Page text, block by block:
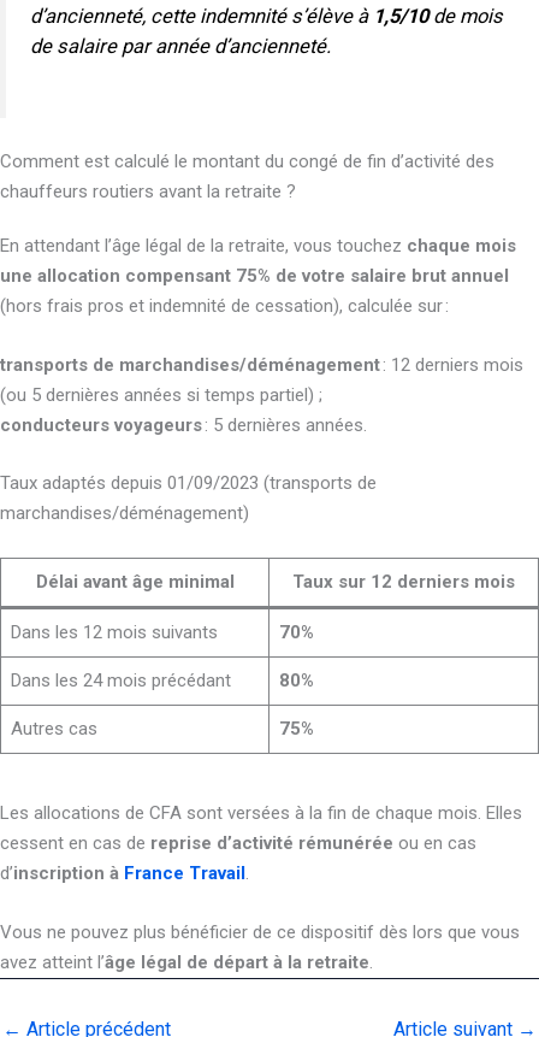
d’ancienneté, cette indemnité s’élève à 1,5/10de mois
de salaire par année d’ancienneté.
Comment est calculé le montant du congé de fin d’activité des
chauffeurs routiers avant la retraite ?
En attendant l’âge légal de la retraite, vous touchez chaque mois
une allocation compensant 75% de votre salaire brut annuel
(hors frais pros et indemnité de cessation), calculée sur :
transports de marchandises/déménagement: 12 derniers mois
(ou 5 dernières années si temps partiel) ;
conducteurs voyageurs: 5 dernières années.
Taux adaptés depuis 01/09/2023 (transports de
marchandises/déménagement)
Délai avant âge minimal Taux sur 12 derniers mois
Dans les 12 mois suivants 70%
Dans les 24 mois précédant 80%
Autres cas 75%
Les allocations de CFA sont versées à la fin de chaque mois. Elles
cessent en cas de reprise d’activité rémunérée ou en cas
d’inscription à France Travail .
Vous ne pouvez plus bénéficier de ce dispositif dès lors que vous
avez atteint l’âge légal de départ à la retraite.
← Article précédent Article suivant →